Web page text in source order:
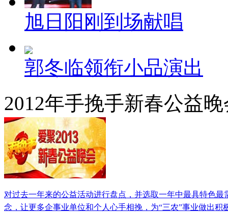
旭日阳刚到场献唱
郭冬临领衔小品演出
2012年手挽手新春公益
对过去一年来的公益活动进行盘点，并选取一年中最具特色
念，让更多企事业单位和个人心手相挽，为“三农”事业做出积